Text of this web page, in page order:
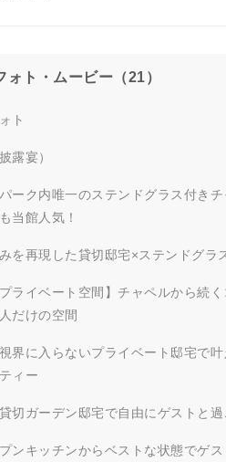
ォト・ムービー（21）
ト
露宴）
ーク内唯一のステンドグラス付き
当館人気！
を再現した貸切邸宅×ステンドグラ
ライベート空間】チャペルから続
だけの空間
界に入らないプライベート邸宅で叶
ィー
切ガーデン邸宅で自由にゲストと過
ンキッチンからベストな状態でゲ